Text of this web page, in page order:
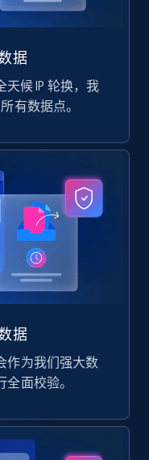
据
候 IP 轮换，我
有数据点。
据
作为我们强大数
面校验。